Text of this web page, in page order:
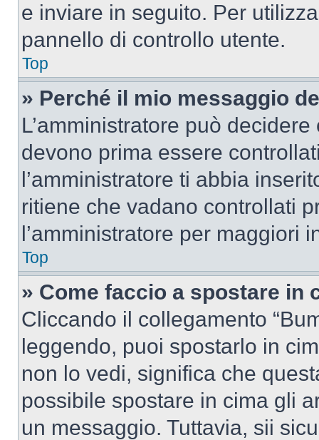
e inviare in seguito. Per
pannello di controllo utente.
Top
» Perché il mio messaggio
L’amministratore può
devono prima essere
l’amministratore ti abbia
ritiene che vadano controllati
l’amministratore per maggiori
Top
» Come faccio a spostare in
Cliccando il collegamento
leggendo, puoi spostarlo in
non lo vedi, significa che
possibile spostare in cima gli
un messaggio. Tuttavia, sii